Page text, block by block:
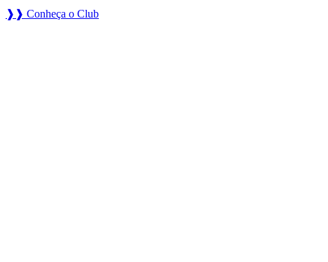
❱❱ Conheça o Club